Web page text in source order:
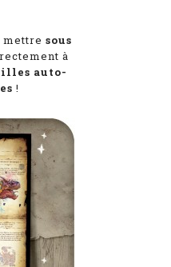
mettre sous
à
auto-
!